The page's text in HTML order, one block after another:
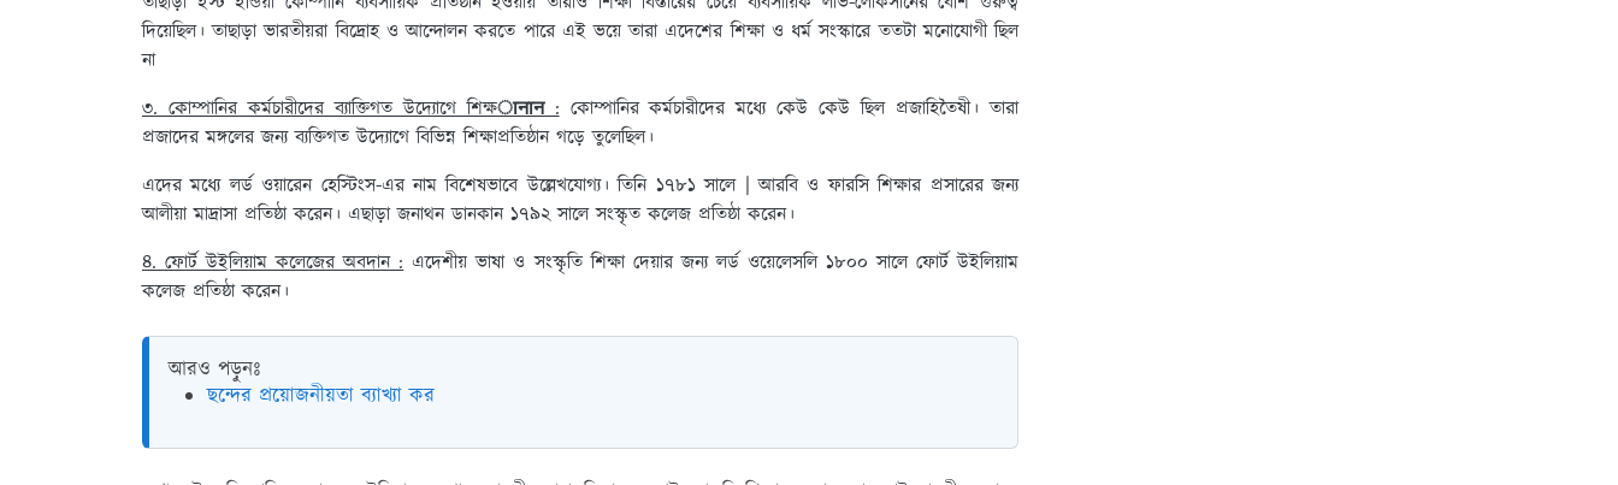
দিয়েছিল। তাছাড়া ভারতীয়রা বিদ্রোহ ও আন্দোলন করতে পারে এই ভয়ে তারা এদেশের শিক্ষা ও ধর্ম সংস্কারে ততটা মনোযোগী ছিল
না
৩. কোম্পানির কর্মচারীদের ব্যাক্তিগত উদ্যোগে শিক্ষानान :কোম্পানির কর্মচারীদের মধ্যে কেউ কেউ ছিল প্রজাহিতৈষী। তারা
প্রজাদের মঙ্গলের জন্য ব্যক্তিগত উদ্যোগে বিভিন্ন শিক্ষাপ্রতিষ্ঠান গড়ে তুলেছিল।
এদের মধ্যে লর্ড ওয়ারেন হেস্টিংস-এর নাম বিশেষভাবে উল্লেখযোগ্য। তিনি ১৭৮১ সালে | আরবি ও ফারসি শিক্ষার প্রসারের জন্য
আলীয়া মাদ্রাসা প্রতিষ্ঠা করেন। এছাড়া জনাথন ডানকান ১৭৯২ সালে সংস্কৃত কলেজ প্রতিষ্ঠা করেন।
৪. ফোর্ট উইলিয়াম কলেজের অবদান :এদেশীয় ভাষা ও সংস্কৃতি শিক্ষা দেয়ার জন্য লর্ড ওয়েলেসলি ১৮০০ সালে ফোর্ট উইলিয়াম
কলেজ প্রতিষ্ঠা করেন।
আরও পড়ুনঃ
ছন্দের প্রয়োজনীয়তা ব্যাখ্যা কর